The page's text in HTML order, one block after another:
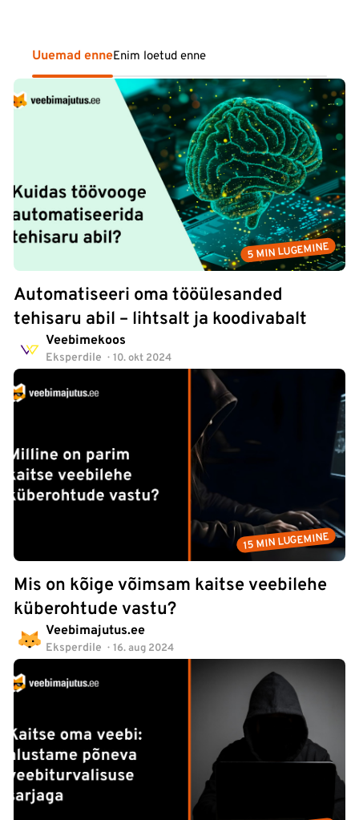
Uuemad enneEnim loetud enne
5 MIN LUGEMINE
Automatiseeri oma tööülesanded
tehisaru abil – lihtsalt ja koodivabalt
Veebimekoos
Eksperdile 10. okt 2024
15 MIN LUGEMINE
Mis on kõige võimsam kaitse veebilehe
küberohtude vastu?
Veebimajutus.ee
Eksperdile 16. aug 2024